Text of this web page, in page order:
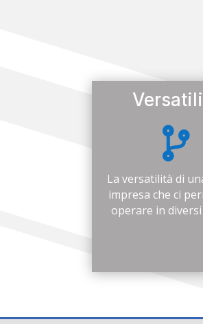

La versatilità di
impresa che ci
operare in